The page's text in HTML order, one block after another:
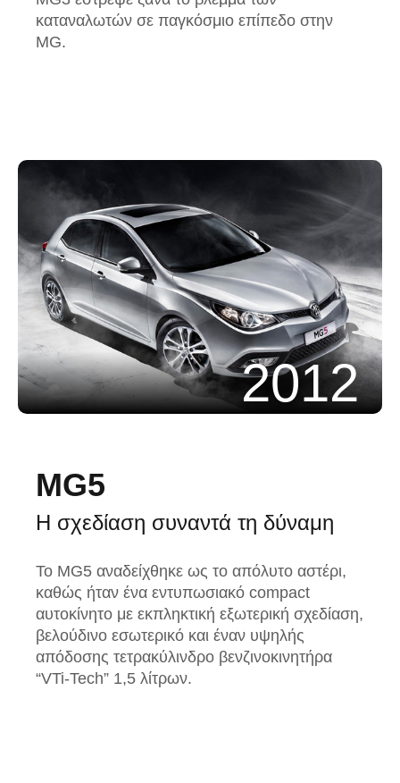
καταναλωτών σε παγκόσμιο επίπεδο στην
MG.
2012
MG5
Η σχεδίαση συναντά τη δύναμη
Το MG5 αναδείχθηκε ως το απόλυτο αστέρι,
καθώς ήταν ένα εντυπωσιακό compact
αυτοκίνητο με εκπληκτική εξωτερική σχεδίαση,
βελούδινο εσωτερικό και έναν υψηλής
απόδοσης τετρακύλινδρο βενζινοκινητήρα
“VTi-Tech” 1,5 λίτρων.